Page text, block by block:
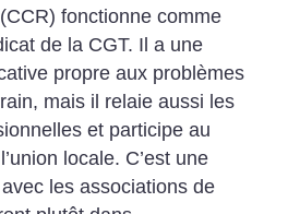
fonctionne comme
de la CGT. Il a une
propre aux problèmes
mais il relaie aussi les
et participe au
locale. C’est une
les associations de